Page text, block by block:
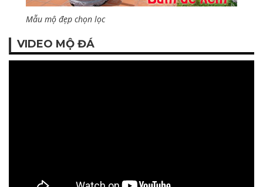
Mẫu mộ đẹp chọn lọc
VIDEO MỘ ĐÁ